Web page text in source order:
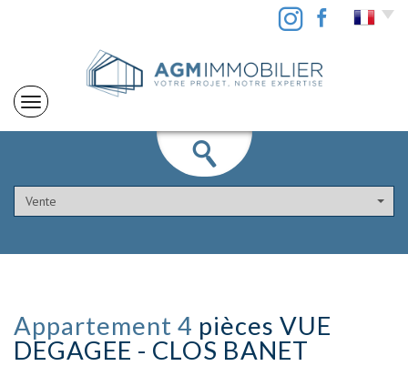
Vente
Appartement 4 pièces VUE
DEGAGEE - CLOS BANET